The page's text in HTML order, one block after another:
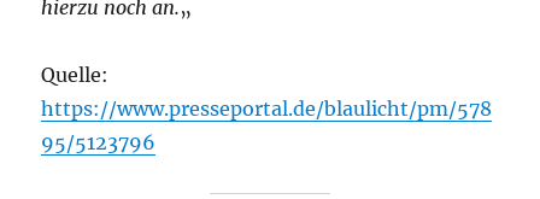
hierzu noch an.„
Quelle:
https://www.presseportal.de/blaulicht/pm/578
95/5123796